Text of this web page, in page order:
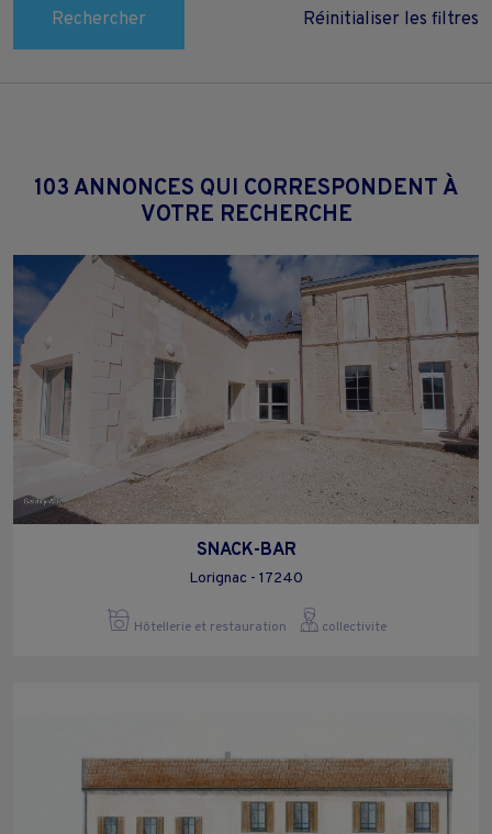
Rechercher Réinitialiser les filtres
103 ANNONCES QUI CORRESPONDENT À
VOTRE RECHERCHE
SNACK-BAR
Lorignac - 17240
Hôtellerie et restauration collectivite